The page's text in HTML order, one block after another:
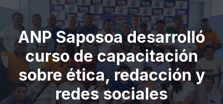
ANP Saposoa desarrolló
curso de capacitación
sobre ética, redacción y
redes sociales